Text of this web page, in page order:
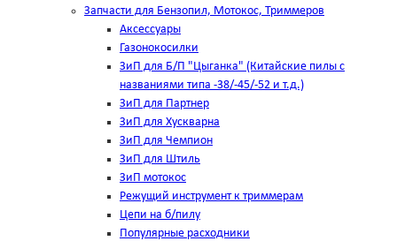
Запчасти для Бензопил, Мотокос, Триммеров
Аксессуары
Газонокосилки
ЗиП для Б/П "Цыганка" (Китайские пилы с
названиями типа -38/-45/-52 и т.д.)
ЗиП для Партнер
ЗиП для Хускварна
ЗиП для Чемпион
ЗиП для Штиль
ЗиП мотокос
Режущий инструмент к триммерам
Цепи на б/пилу
Популярные расходники